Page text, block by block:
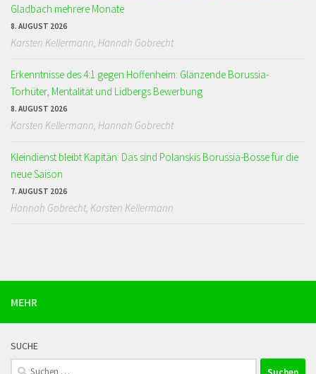
Gladbach mehrere Monate
8. AUGUST 2026
Karsten Kellermann, Hannah Gobrecht
Erkenntnisse des 4:1 gegen Hoffenheim: Glänzende Borussia-
Torhüter, Mentalität und Lidbergs Bewerbung
8. AUGUST 2026
Karsten Kellermann, Hannah Gobrecht
Kleindienst bleibt Kapitän: Das sind Polanskis Borussia-Bosse für die
neue Saison
7. AUGUST 2026
Hannah Gobrecht, Karsten Kellermann
MEHR
SUCHE
Suchen